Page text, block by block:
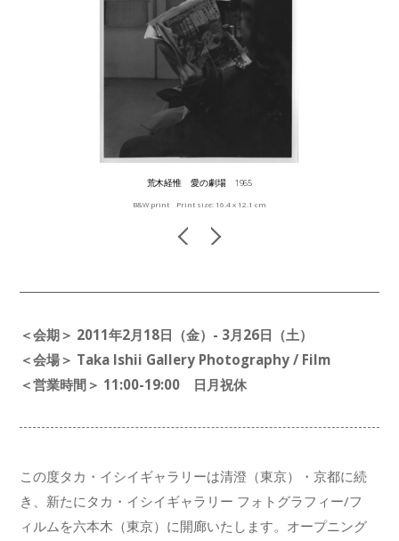
荒木経惟 愛の劇場 1965
B&W print Print size: 16.4 x 12.1 cm
＜会期＞ 2011年2月18日（金）- 3月26日（土）
＜会場＞ Taka Ishii Gallery Photography / Film
＜営業時間＞ 11:00-19:00 日月祝休
この度タカ・イシイギャラリーは清澄（東京）・京都に続
き、新たにタカ・イシイギャラリー フォトグラフィー/フ
ィルムを六本木（東京）に開廊いたします。オープニング